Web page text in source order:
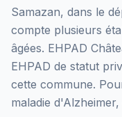
Samazan, dans le
compte plusieurs
âgées. EHPAD
EHPAD de statut
cette commune.
maladie